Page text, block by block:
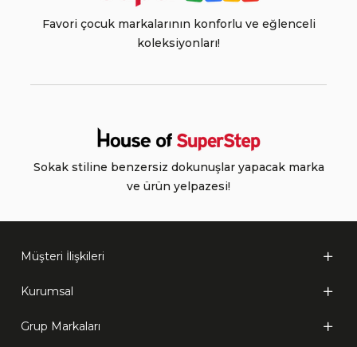
Favori çocuk markalarının konforlu ve eğlenceli
koleksiyonları!
Sokak stiline benzersiz dokunuşlar yapacak marka
ve ürün yelpazesi!
Müşteri İlişkileri
Kurumsal
Grup Markaları